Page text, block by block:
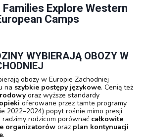
Families Explore Western
Camps
WYBIERAJĄ OBOZY W
obozy w Europie Zachodniej
na szybkie postępy językowe. Cenią też
oraz wyższe standardy
oferowane przez tamte programy.
2022–2024) popyt rośnie mimo presji
rodzicom porównać całkowite
organizatorów oraz plan kontynuacji
.